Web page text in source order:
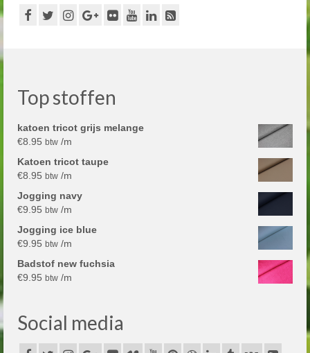
Top stoffen
katoen tricot grijs melange
€8.95 btw /m
Katoen tricot taupe
€8.95 btw /m
Jogging navy
€9.95 btw /m
Jogging ice blue
€9.95 btw /m
Badstof new fuchsia
€9.95 btw /m
Social media